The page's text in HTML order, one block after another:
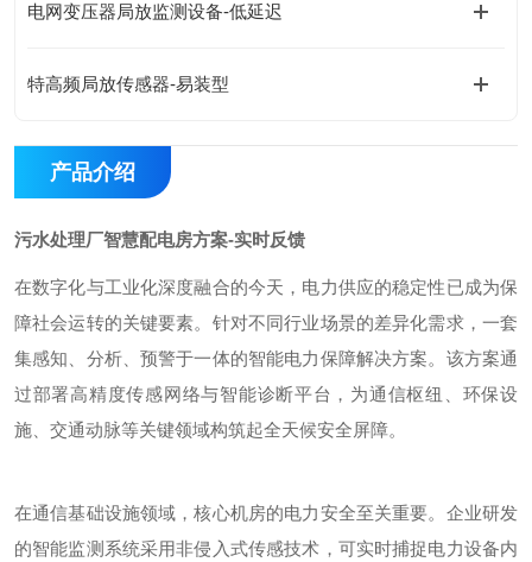
电网变压器局放监测设备-低延迟
特高频局放传感器-易装型
产品介绍
污水处理厂智慧配电房方案-实时反馈
在数字化与工业化深度融合的今天，电力供应的稳定性已成为保
障社会运转的关键要素。针对不同行业场景的差异化需求，一套
集感知、分析、预警于一体的智能电力保障解决方案。该方案通
过部署高精度传感网络与智能诊断平台，为通信枢纽、环保设
施、交通动脉等关键领域构筑起全天候安全屏障。
在通信基础设施领域，核心机房的电力安全至关重要。企业研发
的智能监测系统采用非侵入式传感技术，可实时捕捉电力设备内